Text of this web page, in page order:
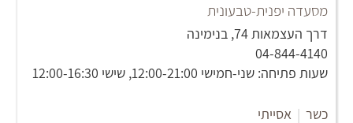
מסעדה יפנית-טבעונית
דרך העצמאות 74, בנימינה
שעות פתיחה: שני-חמישי 12:00-21:00, שישי 12:00-16:30
כשר | אסייתי